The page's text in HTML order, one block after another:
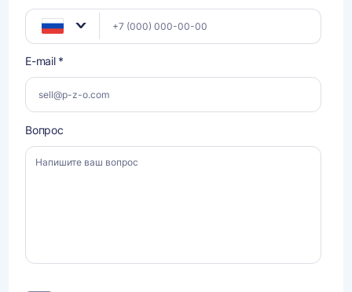
E-mail *
Вопрос